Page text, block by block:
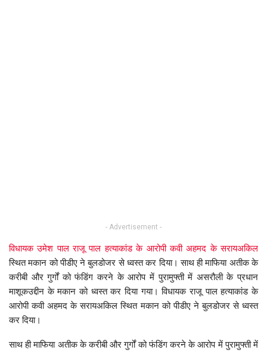
- Advertisement -
विधायक उमेश पाल राजू पाल हत्याकांड के आरोपी कवी अहमद के सरायअकिल
स्थित मकान को पीडीए ने बुलडोजर से ध्वस्त कर दिया। साथ ही माफिया अतीक के
करीबी और गुर्गों को फंडिंग करने के आरोप में पुरामुफ्ती में असरौली के प्रधान
माशूकउद्दीन के मकान को ध्वस्त कर दिया गया। विधायक राजू पाल हत्याकांड के
आरोपी कवी अहमद के सरायअकिल स्थित मकान को पीडीए ने बुलडोजर से ध्वस्त
कर दिया।
साथ ही माफिया अतीक के करीबी और गुर्गों को फंडिंग करने के आरोप में पुरामुफ्ती में